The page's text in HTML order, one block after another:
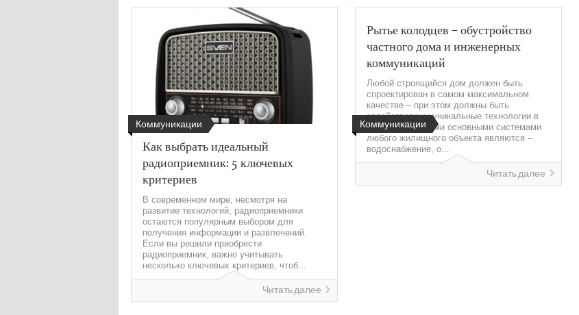
Коммуникации
Как выбрать идеальный
радиоприемник: 5 ключевых
критериев
В современном мире, несмотря на
развитие технологий, радиоприемники
остаются популярным выбором для
получения информации и развлечений.
Если вы решили приобрести
радиоприемник, важно учитывать
несколько ключевых критериев, чтоб...
Читать далее
Коммуникации
Рытье колодцев – обустройство
частного дома и инженерных
коммуникаций
Любой строящийся дом должен быть
спроектирован в самом максимальном
качестве – при этом должны быть
задействованы уникальные технологии в
создании. Самыми основными системами
любого жилищного объекта являются –
водоснабжение, о...
Читать далее